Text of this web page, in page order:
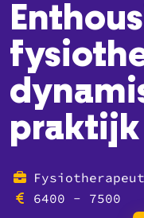
praktijk
Fysiotherapeut
6400 - 7500